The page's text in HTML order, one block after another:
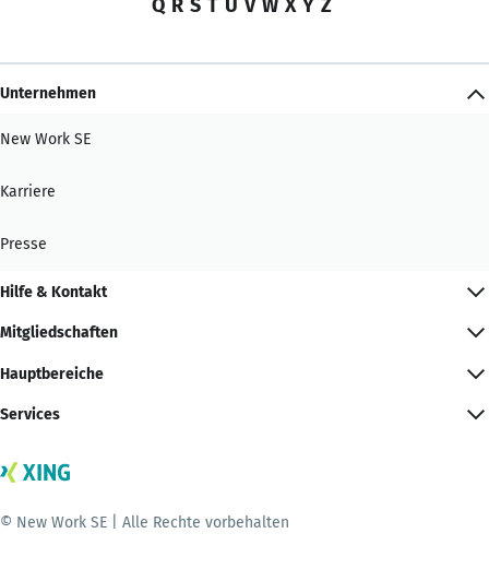
Q R S T U V W X Y Z
Unternehmen
New Work SE
Karriere
Presse
Hilfe & Kontakt
Mitgliedschaften
Hauptbereiche
Services
© New Work SE | Alle Rechte vorbehalten